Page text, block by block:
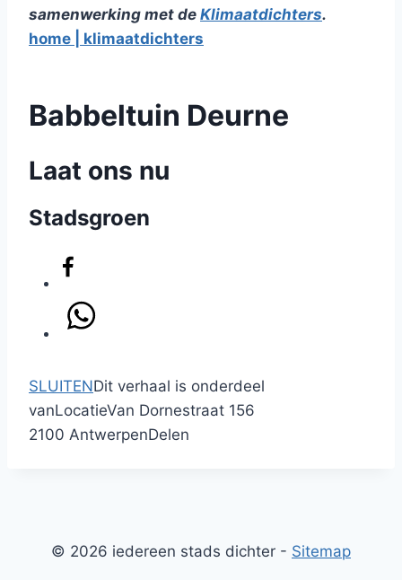
samenwerking met de Klimaatdichters.
home | klimaatdichters
Babbeltuin Deurne
Laat ons nu
Stadsgroen
SLUITENDit verhaal is onderdeel
vanLocatieVan Dornestraat 156
2100 AntwerpenDelen
© 2026 iedereen stads dichter - Sitemap